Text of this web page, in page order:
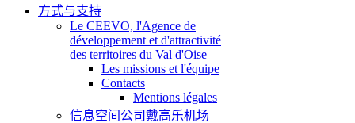
方式与支持
Le CEEVO, l'Agence de
développement et d'attractivité
des territoires du Val d'Oise
Les missions et l'équipe
Contacts
Mentions légales
信息空间公司戴高乐机场